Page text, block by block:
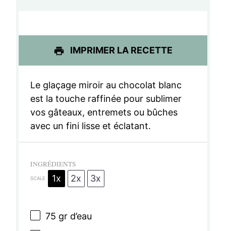
e
s
e
s
e
s
e
s
e
IMPRIMER LA RECETTE
Le glaçage miroir au chocolat blanc
est la touche raffinée pour sublimer
vos gâteaux, entremets ou bûches
avec un fini lisse et éclatant.
INGRÉDIENTS
SCALE 1x 2x 3x
75 gr d’eau